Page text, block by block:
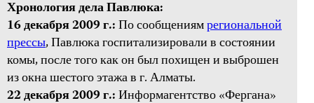
Хронология дела Павлюка:
16 декабря 2009 г.:По сообщениямрегиональной
прессы, Павлюка госпитализировали в состоянии
комы, после того как он был похищен и выброшен
из окна шестого этажа в г. Алматы.
22 декабря 2009 г.:Информагентство «Фергана»